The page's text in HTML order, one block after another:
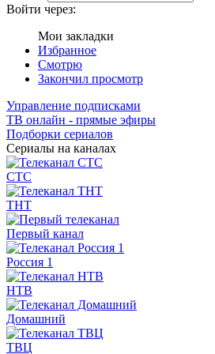
Войти через:
Мои закладки
Избранное
Смотрю
Закончил просмотр
Управление подписками
ТВ онлайн - прямые эфиры
Подборки сериалов
Сериалы на каналах
СТС
ТНТ
Первый канал
Россия 1
НТВ
Домашний
ТВЦ